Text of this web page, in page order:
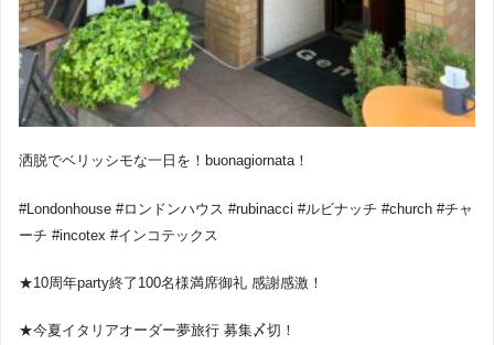
洒脱でベリッシモな一日を！buonagiornata！
#Londonhouse #ロンドンハウス #rubinacci #ルビナッチ #church #チャ
ーチ #incotex #インコテックス
★10周年party終了100名様満席御礼 感謝感激！
★今夏イタリアオーダー夢旅行 募集〆切！